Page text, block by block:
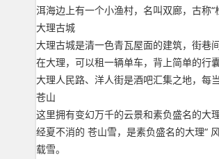
洱海边上有一个小渔村，名叫双廊，古称
大理古城
大理古城是清一色青瓦屋面的建筑，街巷
在大理，可以租一辆单车，背上简单的行
大理人民路、洋人街是酒吧汇集之地，每
苍山
这里拥有变幻万千的云景和素负盛名的大
经夏不消的 苍山雪，是素负盛名的大理“
载雪。